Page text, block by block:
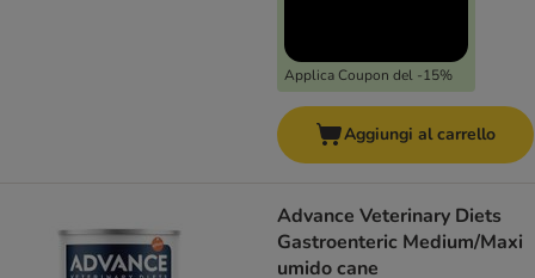
Applica Coupon del -15%
Aggiungi al carrello
Advance Veterinary Diets
Gastroenteric Medium/Maxi
umido cane